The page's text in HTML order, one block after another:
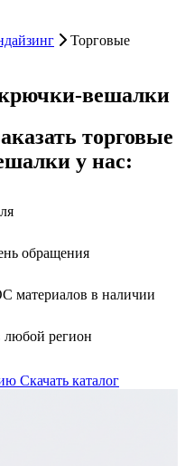
Торговые
вешалки
торговые
у нас:
обращения
материалов в наличии
любой регион
Скачать каталог